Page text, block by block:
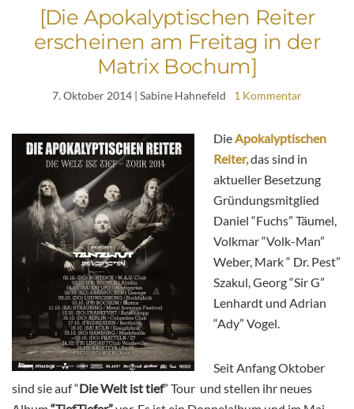
[Die Apokalyptischen Reiter
erscheinen am Freitag in der
Matrix Bochum]
7. Oktober 2014 | Sabine Hahnefeld 1 Kommentar
DieApokalyptischen
Reiter,das sind in
aktueller Besetzung
Gründungsmitglied
Daniel “Fuchs” Täumel,
Volkmar “Volk-Man”
Weber, Mark “ Dr. Pest”
Szakul, Georg “Sir G”
Lenhardt und Adrian
“Ady” Vogel.
Seit Anfang Oktober
sind sie auf “Die Welt ist tief” Tour und stellen ihr neues